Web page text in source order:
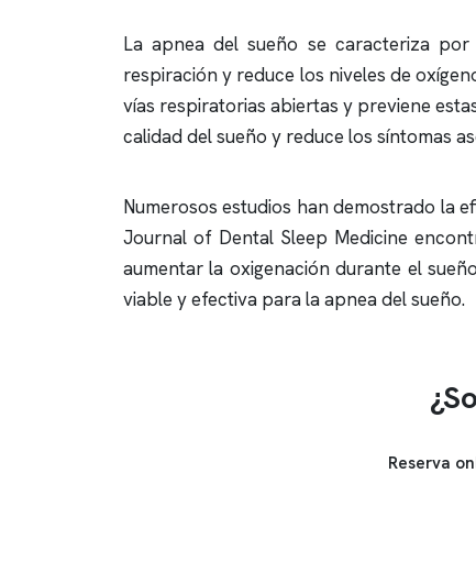
Laapnea del sueño se caracteriza
respiración y reduce los niveles de
vías respiratorias abiertas y previene
calidad del sueño y reduce los síntomas
Numerosos estudios han demostrado la
Journal of Dental Sleep Medicine
aumentar la oxigenación durante el
viable y efectiva para laapnea del sueño.
Reserva